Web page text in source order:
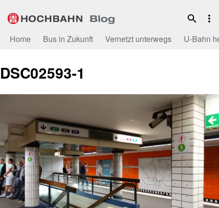
Inhalt
Home Bus in Zukunft Vernetzt unterwegs U-Bahn
DSC02593-1